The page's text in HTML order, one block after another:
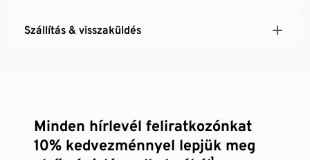
Szállítás & visszaküldés
Minden hírlevél feliratkozónkat
10% kedvezménnyel lepjük meg